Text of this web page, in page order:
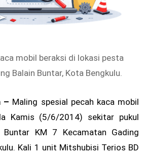
mobil beraksi di lokasi pesta
Balain Buntar, Kota Bengkulu.
– Maling spesial pecah kaca mobil
Kamis (5/6/2014) sekitar pukul
KM 7 Kecamatan Gading
Kali 1 unit Mitshubisi Terios BD